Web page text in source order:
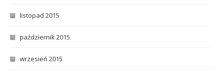
listopad 2015
październik 2015
wrzesień 2015